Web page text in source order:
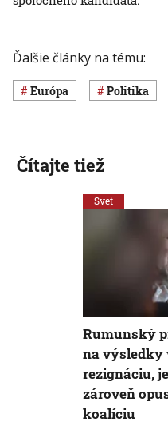
Ďalšie články na tému:
Európa Politika
Čítajte tiež
Svet
Rumunský
na výsledky
rezignáciu,
zároveň
koalíciu